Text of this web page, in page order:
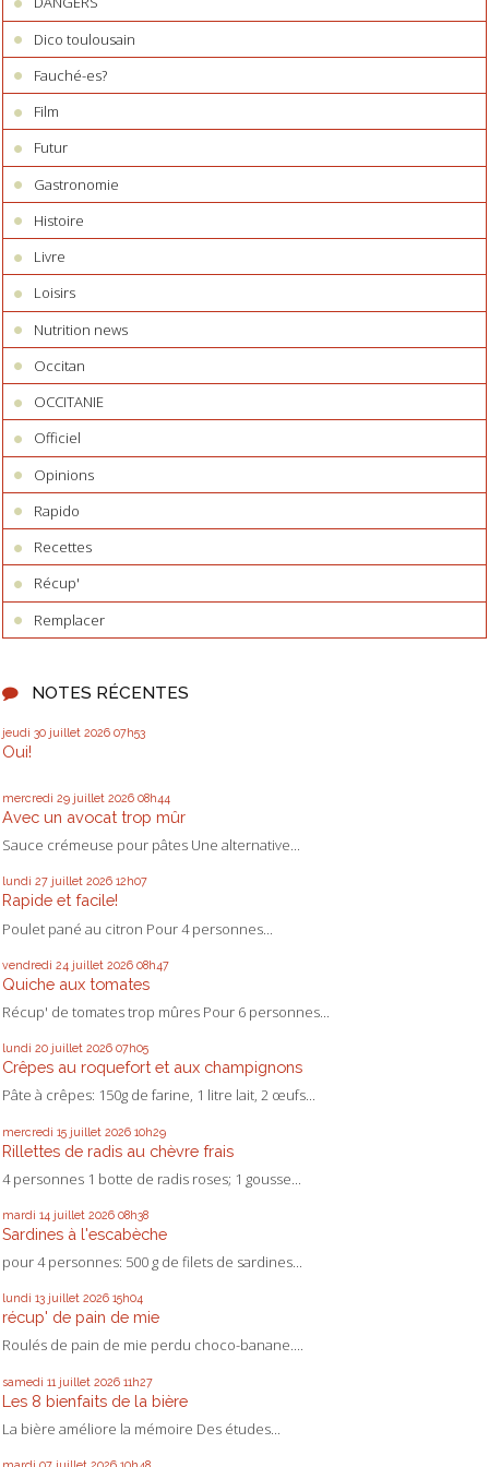
Dico toulousain
Fauché-es?
Film
Futur
Gastronomie
Histoire
Livre
Loisirs
Nutrition news
Occitan
OCCITANIE
Officiel
Opinions
Rapido
Recettes
Récup'
Remplacer
NOTES RÉCENTES
jeudi 30 juillet 2026 07h53
Oui!
mercredi 29 juillet 2026 08h44
Avec un avocat trop mûr
Sauce crémeuse pour pâtes Une alternative...
lundi 27 juillet 2026 12h07
Rapide et facile!
Poulet pané au citron Pour 4 personnes...
vendredi 24 juillet 2026 08h47
Quiche aux tomates
Récup' de tomates trop mûres Pour 6 personnes...
lundi 20 juillet 2026 07h05
Crêpes au roquefort et aux champignons
Pâte à crêpes: 150g de farine, 1 litre lait, 2 œufs...
mercredi 15 juillet 2026 10h29
Rillettes de radis au chèvre frais
4 personnes 1 botte de radis roses; 1 gousse...
mardi 14 juillet 2026 08h38
Sardines à l'escabèche
pour 4 personnes: 500 g de filets de sardines...
lundi 13 juillet 2026 15h04
récup' de pain de mie
Roulés de pain de mie perdu choco-banane....
samedi 11 juillet 2026 11h27
Les 8 bienfaits de la bière
La bière améliore la mémoire Des études...